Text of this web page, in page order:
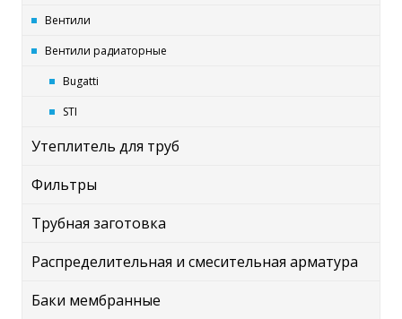
Вентили
Вентили радиаторные
Bugatti
STI
Утеплитель для труб
Фильтры
Трубная заготовка
Распределительная и смесительная арматура
Баки мембранные